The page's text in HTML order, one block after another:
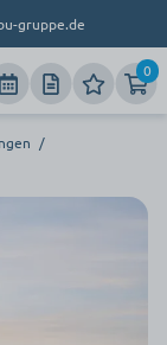
gruppe.de
0
/